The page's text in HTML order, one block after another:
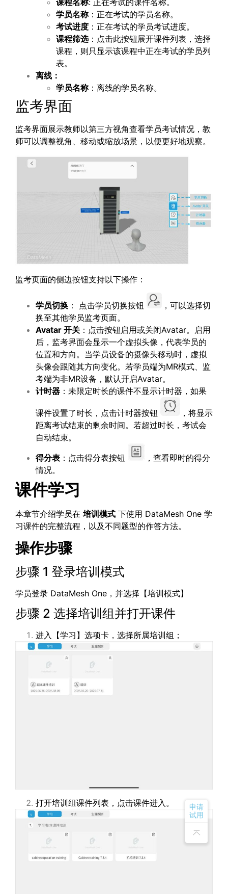
申请
试用
课程名称: 正在考试的课件名称。
学员名称：正在考试的学员名称。
考试进度 ：正在考试的学员考试进度。
课程筛选：点击此按钮展开课件列表，选择
课程，则只显示该课程中正在考试的学员列
表。
离线：
学员名称：离线的学员名称。
监考界面
监考界面展示教师以第三方视角查看学员考试情况，教
师可以调整视角、移动或缩放场景，以便更好地观察。
监考页面的侧边按钮支持以下操作：
学员切换 ： 点击学员切换按钮
，可以选择切
换至其他学员监考页面。
Avatar 开关 ：点击按钮启用或关闭Avatar。启用
后，监考界面会显示一个虚拟头像，代表学员的
位置和方向。当学员设备的摄像头移动时，虚拟
头像会跟随其方向变化。若学员端为MR模式、监
考端为非MR设备，默认开启Avatar。
计时器 ：未限定时长的课件不显示计时器，如果
课件设置了时长，点击计时器按钮
，将显示
距离考试结束的剩余时间。若超过时长，考试会
自动结束。
得分表 ：点击得分表按钮
，查看即时的得分
情况。
课件学习
本章节介绍学员在 培训模式 下使用 DataMesh One 学
习课件的完整流程，以及不同题型的作答方法。
操作步骤
步骤 1 登录培训模式
学员登录 DataMesh One，并选择【培训模式】
步骤 2 选择培训组并打开课件
进入【学习】选项卡，选择所属培训组；
打开培训组课件列表，点击课件进入。